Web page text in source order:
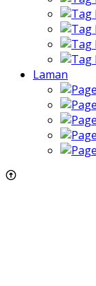
Laman